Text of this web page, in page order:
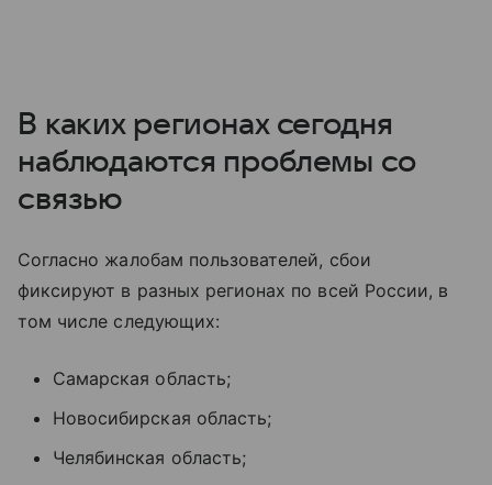
В каких регионах сегодня
наблюдаются проблемы со
связью
Согласно жалобам пользователей, сбои
фиксируют в разных регионах по всей России, в
том числе следующих:
Самарская область;
Новосибирская область;
Челябинская область;